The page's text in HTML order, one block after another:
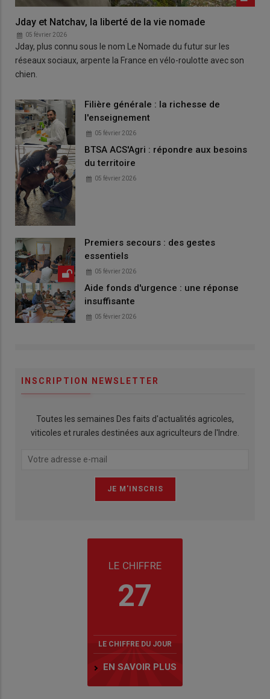
Jday et Natchav, la liberté de la vie nomade
05 février 2026
Jday, plus connu sous le nom Le Nomade du futur sur les
réseaux sociaux, arpente la France en vélo-roulotte avec son
chien.
Filière générale : la richesse de
l'enseignement
05 février 2026
BTSA ACS'Agri : répondre aux besoins
du territoire
05 février 2026
Premiers secours : des gestes
essentiels
05 février 2026
Aide fonds d'urgence : une réponse
insuffisante
05 février 2026
INSCRIPTION NEWSLETTER
Toutes les semaines Des faits d'actualités agricoles,
viticoles et rurales destinées aux agriculteurs de l'Indre.
LE CHIFFRE
27
LE CHIFFRE DU JOUR
EN SAVOIR PLUS